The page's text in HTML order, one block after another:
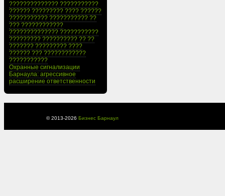
?????????????? ???????????
?????? ????????? ???? ??????
??????????? ??????????? ??
??? ????????????
?????????????? ???????????
????????? ?????????? ?? ??
??????? ????????? ????
?????? ??? ????????????
???????????
Охранные сигнализации
Барнаула: агрессивное
расширение ответственности
© 2013-2026 Бизнес Барнаул